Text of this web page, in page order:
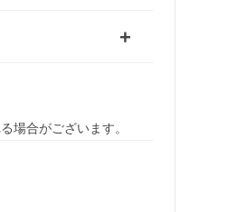
場合がございます。